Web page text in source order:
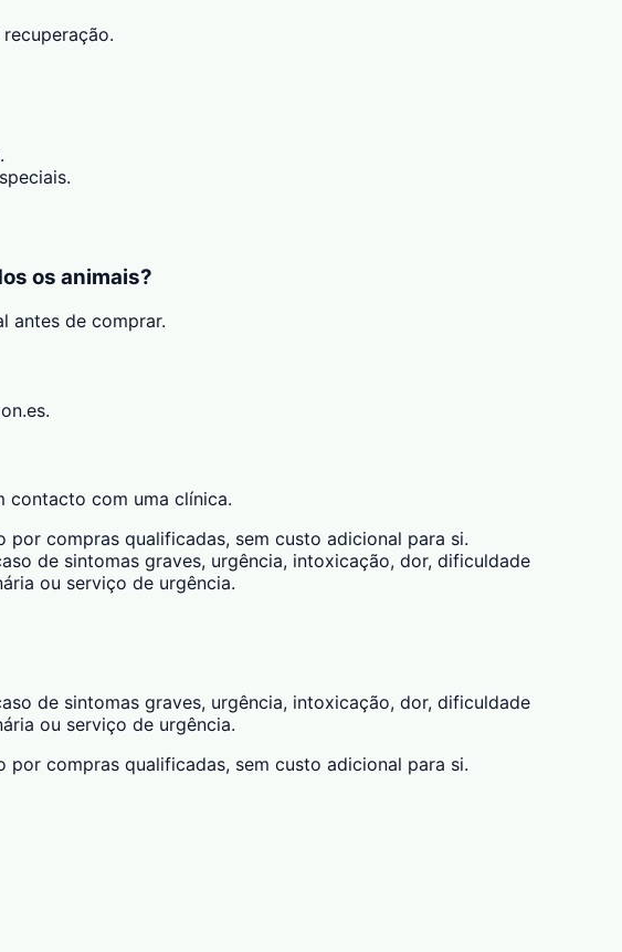
os animais?
antes de comprar.
contacto com uma clínica.
compras qualificadas, sem custo adicional para si.
de sintomas graves, urgência, intoxicação, dor, dificuldade
ou serviço de urgência.
de sintomas graves, urgência, intoxicação, dor, dificuldade
ou serviço de urgência.
compras qualificadas, sem custo adicional para si.